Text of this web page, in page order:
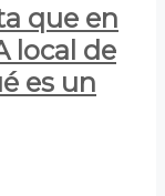
que en
local de
es un